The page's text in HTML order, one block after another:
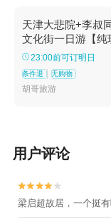
园+天津之眼摩天轮
馆鼓楼店+意大利风
本地玩乐+桃花堤公
念馆+东疆亲海公园1
天津大悲院+李叔
文化街一日游【纯
单订导游服务】
23:00前可订明日
条件退 无购物
胡哥旅游
用户评论


梁启超故居，一个挺有